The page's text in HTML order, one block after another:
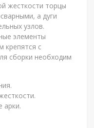
жесткости торцы
а дуги
узлов.
элементы
крепятся с
сборки необходим
арки.